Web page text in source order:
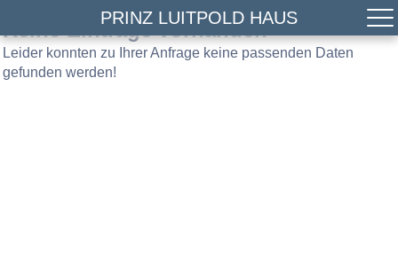
PRINZ LUITPOLD HAUS
Keine Einträge vorhanden
Leider konnten zu Ihrer Anfrage keine passenden Daten
gefunden werden!